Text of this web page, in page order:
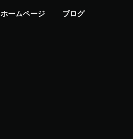
ホームページ ブログ